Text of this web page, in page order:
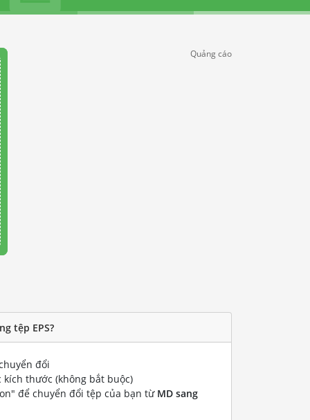
Quảng cáo
tệp EPS?
đổi
thước (không bắt buộc)
để chuyển đổi tệp của bạn từ MD sang